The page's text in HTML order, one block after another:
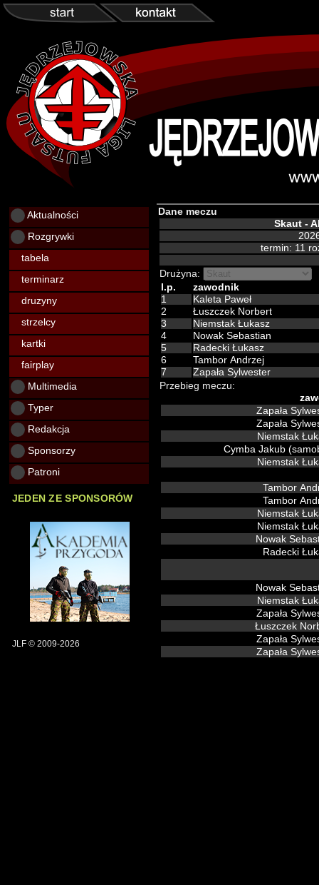
Aktualności
Rozgrywki
tabela
terminarz
druzyny
strzelcy
kartki
fairplay
Multimedia
Typer
Redakcja
Sponsorzy
Patroni
JEDEN ZE SPONSORÓW
JLF © 2009-2026
Dane meczu
Skaut -
termin: 11
Drużyna:
l.p.
zawodnik
1
Kaleta Paweł
2
Łuszczek Norbert
3
Niemstak Łukasz
4
Nowak Sebastian
5
Radecki Łukasz
6
Tambor Andrzej
7
Zapała Sylwester
Przebieg meczu:
Zapała
Zapała
Niemstak
Cymba Jakub
Niemstak
Tambor
Tambor
Niemstak
Niemstak
Nowak
Radecki
Nowak
Niemstak
Zapała
Łuszczek
Zapała
Zapała